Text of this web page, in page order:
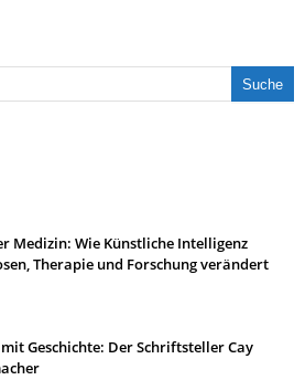
Medizin: Wie Künstliche Intelligenz
Therapie und Forschung verändert
Geschichte: Der Schriftsteller Cay